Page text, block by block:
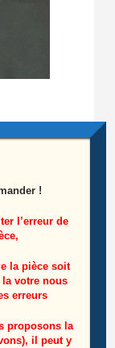
!
l’erreur de
la pièce soit
la votre nous
erreurs
proposons la
il peut y